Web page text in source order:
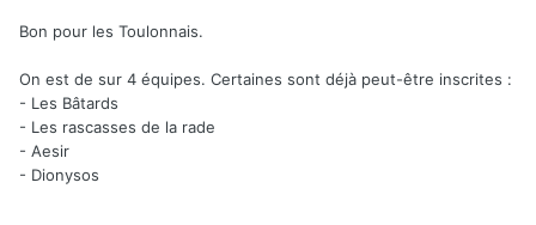
Bon pour les Toulonnais.
On est de sur 4 équipes. Certaines sont déjà peut-être inscrites :
- Les Bâtards
- Les rascasses de la rade
- Aesir
- Dionysos